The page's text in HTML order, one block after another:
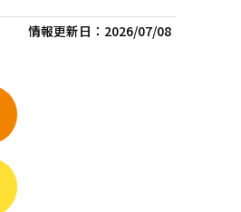
情報更新日： 2026/07/08